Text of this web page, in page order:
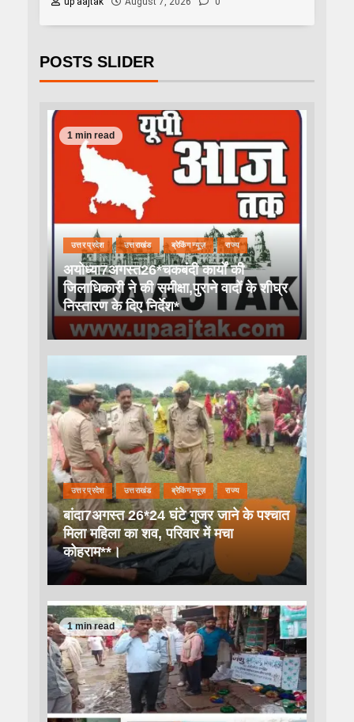
POSTS SLIDER
1 min read
उत्तर प्रदेश उत्तराखंड ब्रेकिंग न्यूज़ राज्य
अयोध्या7अगस्त26*चकबंदी कार्यों की
जिलाधिकारी ने की समीक्षा,पुराने वादों के शीघ्र
निस्तारण के दिए निर्देश*
उत्तर प्रदेश उत्तराखंड ब्रेकिंग न्यूज़ राज्य
बांदा7अगस्त 26*24 घंटे गुजर जाने के पश्चात
मिला महिला का शव, परिवार में मचा
कोहराम**।
1 min read